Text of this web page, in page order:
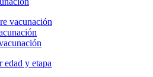
vacunación
edad y etapa